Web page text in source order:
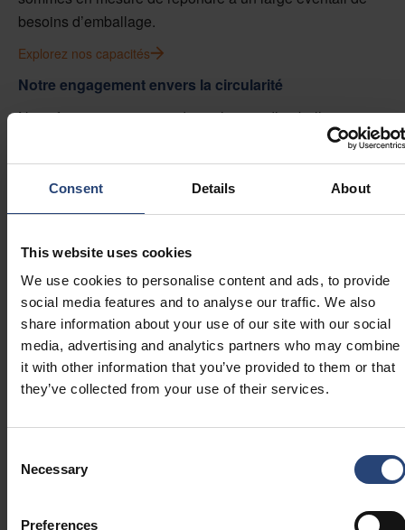
Consent Details About
This website uses cookies
We use cookies to personalise content and ads, to provide
social media features and to analyse our traffic. We also
share information about your use of our site with our social
media, advertising and analytics partners who may combine
it with other information that you’ve provided to them or that
they’ve collected from your use of their services.
Selection
Necessary
Preferences
besoins d’emballage.
Explorez nos capacités
Notre engagement envers la circularité
Nous faisons progresser des solutions d’emballage
circulaire qui minimisent l’impact environnemental tout en
assurant une protection optimale des produits. Notre
modèle de circularité donne la priorité à la réduction de
l’utilisation des matériaux, à la réutilisation et au
Portefolio
d’emballages en
plastique de Nefab